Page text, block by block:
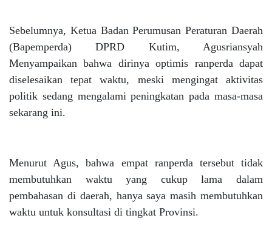
Sebelumnya, Ketua Badan Perumusan Peraturan Daerah
(Bapemperda) DPRD Kutim, Agusriansyah
Menyampaikan bahwa dirinya optimis ranperda dapat
diselesaikan tepat waktu, meski mengingat aktivitas
politik sedang mengalami peningkatan pada masa-masa
sekarang ini.
Menurut Agus, bahwa empat ranperda tersebut tidak
membutuhkan waktu yang cukup lama dalam
pembahasan di daerah, hanya saya masih membutuhkan
waktu untuk konsultasi di tingkat Provinsi.